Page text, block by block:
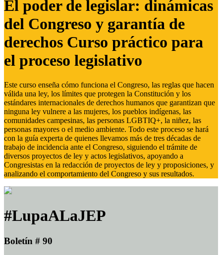
El poder de legislar: dinámicas
del Congreso y garantía de
derechos Curso práctico para
el proceso legislativo
Este curso enseña cómo funciona el Congreso, las reglas que hacen
válida una ley, los límites que protegen la Constitución y los
estándares internacionales de derechos humanos que garantizan que
ninguna ley vulnere a las mujeres, los pueblos indígenas, las
comunidades campesinas, las personas LGBTIQ+, la niñez, las
personas mayores o el medio ambiente. Todo este proceso se hará
con la guía experta de quienes llevamos más de tres décadas de
trabajo de incidencia ante el Congreso, siguiendo el trámite de
diversos proyectos de ley y actos legislativos, apoyando a
Congresistas en la redacción de proyectos de ley y proposiciones, y
analizando el comportamiento del Congreso y sus resultados.
#LupaALaJEP
Boletín # 90